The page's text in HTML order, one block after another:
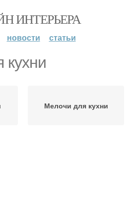
ИНТЕРЬЕРА
новости статьи
кухни
Мелочи для кухни